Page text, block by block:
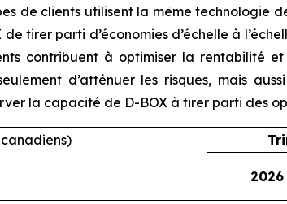
de clients utilisent la même technologie
tirer parti d’économies d’échelle à
contribuent à optimiser la rentabilité
d’atténuer les risques, mais
la capacité de D-BOX à tirer parti des
2026